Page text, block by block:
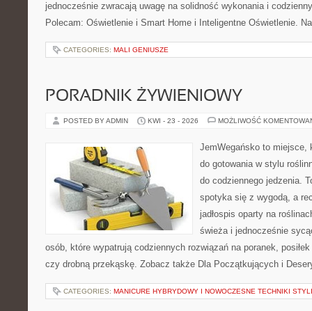
jednocześnie zwracają uwagę na solidność wykonania i
Polecam: Oświetlenie i Smart Home i Inteligentne Oświetlenie.
CATEGORIES: MALI GENIUSZE
PORADNIK ŻYWIENIOWY
POSTED BY ADMIN KWI - 23 - 2026 MOŻLIWOŚĆ
JemWegańsko to miejsce,
do gotowania w stylu
do codziennego jedzenia.
spotyka się z wygodą, a
jadłospis oparty na
świeża i jednocześnie
osób, które wypatrują codziennych rozwiązań na poranek,
czy drobną przekąskę. Zobacz także Dla Początkujących i
CATEGORIES: MANICURE HYBRYDOWY I NOWOCZESNE TECHNIKI